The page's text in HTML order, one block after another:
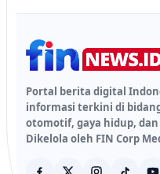
Portal berita digital
informasi terkini di
otomotif, gaya hidup,
Dikelola oleh FIN Corp